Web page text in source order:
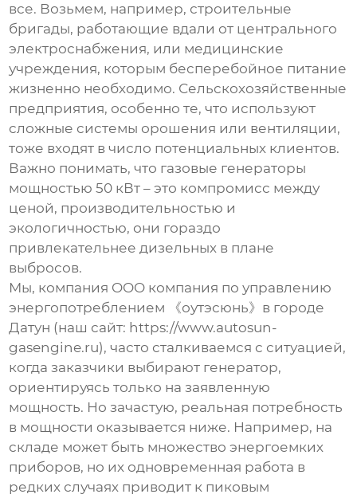
все. Возьмем, например, строительные
бригады, работающие вдали от центрального
электроснабжения, или медицинские
учреждения, которым бесперебойное питание
жизненно необходимо. Сельскохозяйственные
предприятия, особенно те, что используют
сложные системы орошения или вентиляции,
тоже входят в число потенциальных клиентов.
Важно понимать, что газовые генераторы
мощностью 50 кВт – это компромисс между
ценой, производительностью и
экологичностью, они гораздо
привлекательнее дизельных в плане
выбросов.
Мы, компания OOO компания по управлению
энергопотреблением 《оутэсюнь》в городе
Датун (наш сайт: https://www.autosun-
gasengine.ru), часто сталкиваемся с ситуацией,
когда заказчики выбирают генератор,
ориентируясь только на заявленную
мощность. Но зачастую, реальная потребность
в мощности оказывается ниже. Например, на
складе может быть множество энергоемких
приборов, но их одновременная работа в
редких случаях приводит к пиковым